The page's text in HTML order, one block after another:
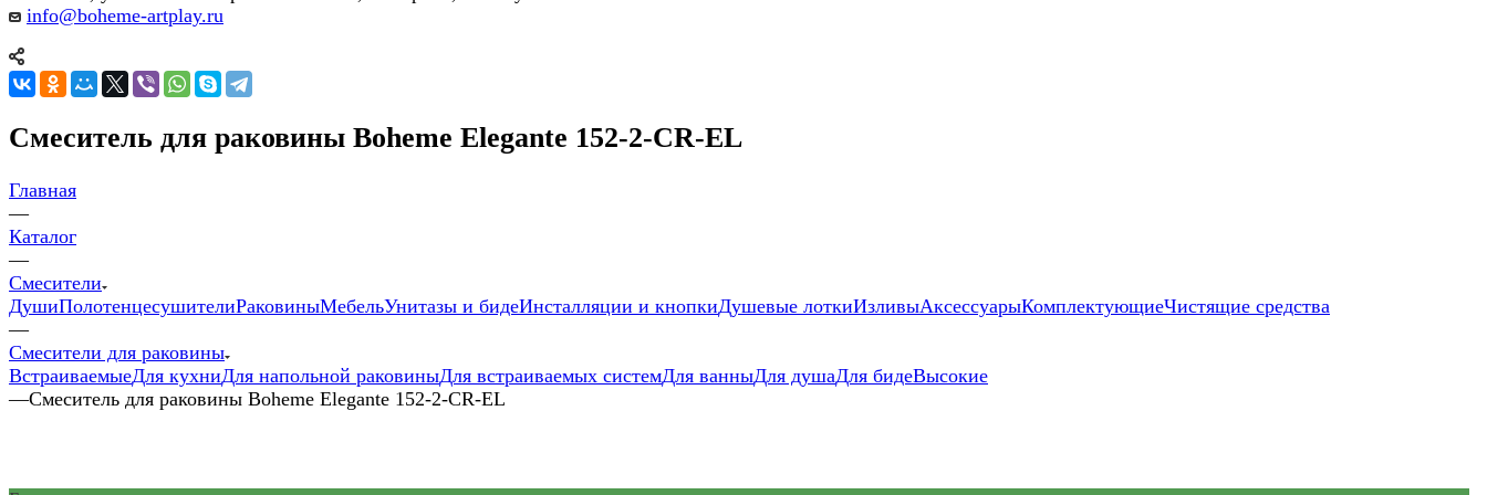
info@boheme-artplay.ru
Смеситель для раковины Boheme Elegante 152-2-CR-EL
Главная
—
Каталог
—
Смесители
ДушиПолотенцесушителиРаковиныМебельУнитазы и бидеИнсталляции и кнопкиДушевые лоткиИзливыАксессуарыКомплектующиеЧистящие средства
—
Смесители для раковины
ВстраиваемыеДля кухниДля напольной раковиныДля встраиваемых системДля ванныДля душаДля бидеВысокие
—Смеситель для раковины Boheme Elegante 152-2-CR-EL